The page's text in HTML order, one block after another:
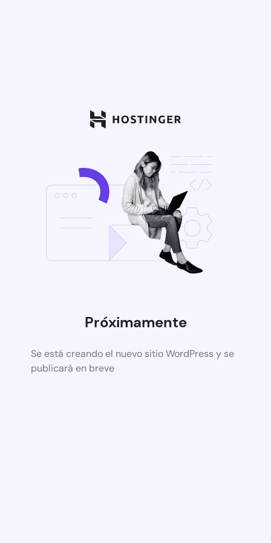
Próximamente
Se está creando el nuevo sitio WordPress y se
publicará en breve